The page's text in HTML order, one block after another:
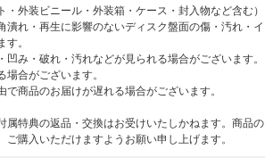
外装ビニール・外装箱・ケース・封入物など含む）
れ・再生に影響のないディスク盤面の傷・汚れ・イ
。
み・破れ・汚れなどが見られる場合がございます。
合がございます。
商品のお届けが遅れる場合がございます。
属特典の返品・交換はお受けいたしかねます。商品の
購入いただけますようお願い申し上げます。